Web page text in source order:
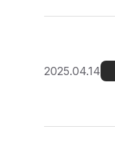
2025.04.14